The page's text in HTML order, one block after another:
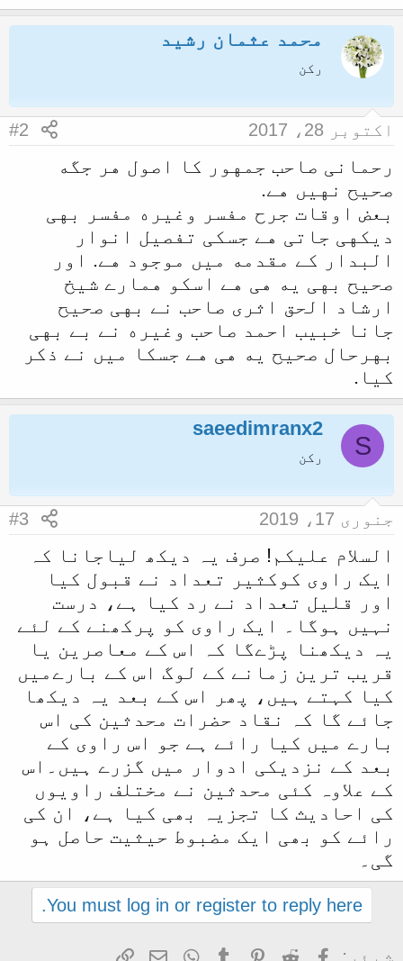
محمد عثمان رشید
رکن
اکتوبر 28، 2017 #2
رحمانی صاحب جمهور کا اصول هر جگه
صحیح نهیں هے.
بعض اوقات جرح مفسر وغیره مفسر بهی
دیکهی جاتی هے جسکی تفصیل انوار
البدار کے مقدمه میں موجود هے. اور
صحیح بهی یه هی هے اسکو همارے شیخ
ارشاد الحق اثری صاحب نے بهی صحیح
جانا خبیب احمد صاحب وغیره نے بے بهی
بهرحال صحیح یه هی هے جسکا میں نے ذکر
کیا.
S
saeedimranx2
رکن
جنوری 17، 2019 #3
السلام علیکم! صرف یہ دیکھ لیاجانا کہ
ایک راوی کوکثیر تعداد نے قبول کیا
اور قلیل تعداد نے رد کیا ہے، درست
نہیں ہوگا۔ ایک راوی کو پرکھنے کے لئے
یہ دیکھنا پڑےگا کہ اس کے معاصرین یا
قریب ترین زمانے کے لوگ اس کے بارےمیں
کیا کہتے ہیں، پھر اس کے بعد یہ دیکھا
جائے گا کہ نقاد حضرات محدثین کی اس
بارے میں کیا رائے ہے جو اس راوی کے
بعد کے نزدیکی ادوار میں گزرے ہیں۔اس
کے علاوہ کئی محدثین نے مختلف راویوں
کی احادیث کا تجزیہ بھی کیا ہے، ان کی
رائے کو بھی ایک مضبوط حیثیت حاصل ہو
گی۔
You must log in or register to reply here.
Facebook
Reddit
Pinterest
Tumblr
WhatsApp
ای میل
Link